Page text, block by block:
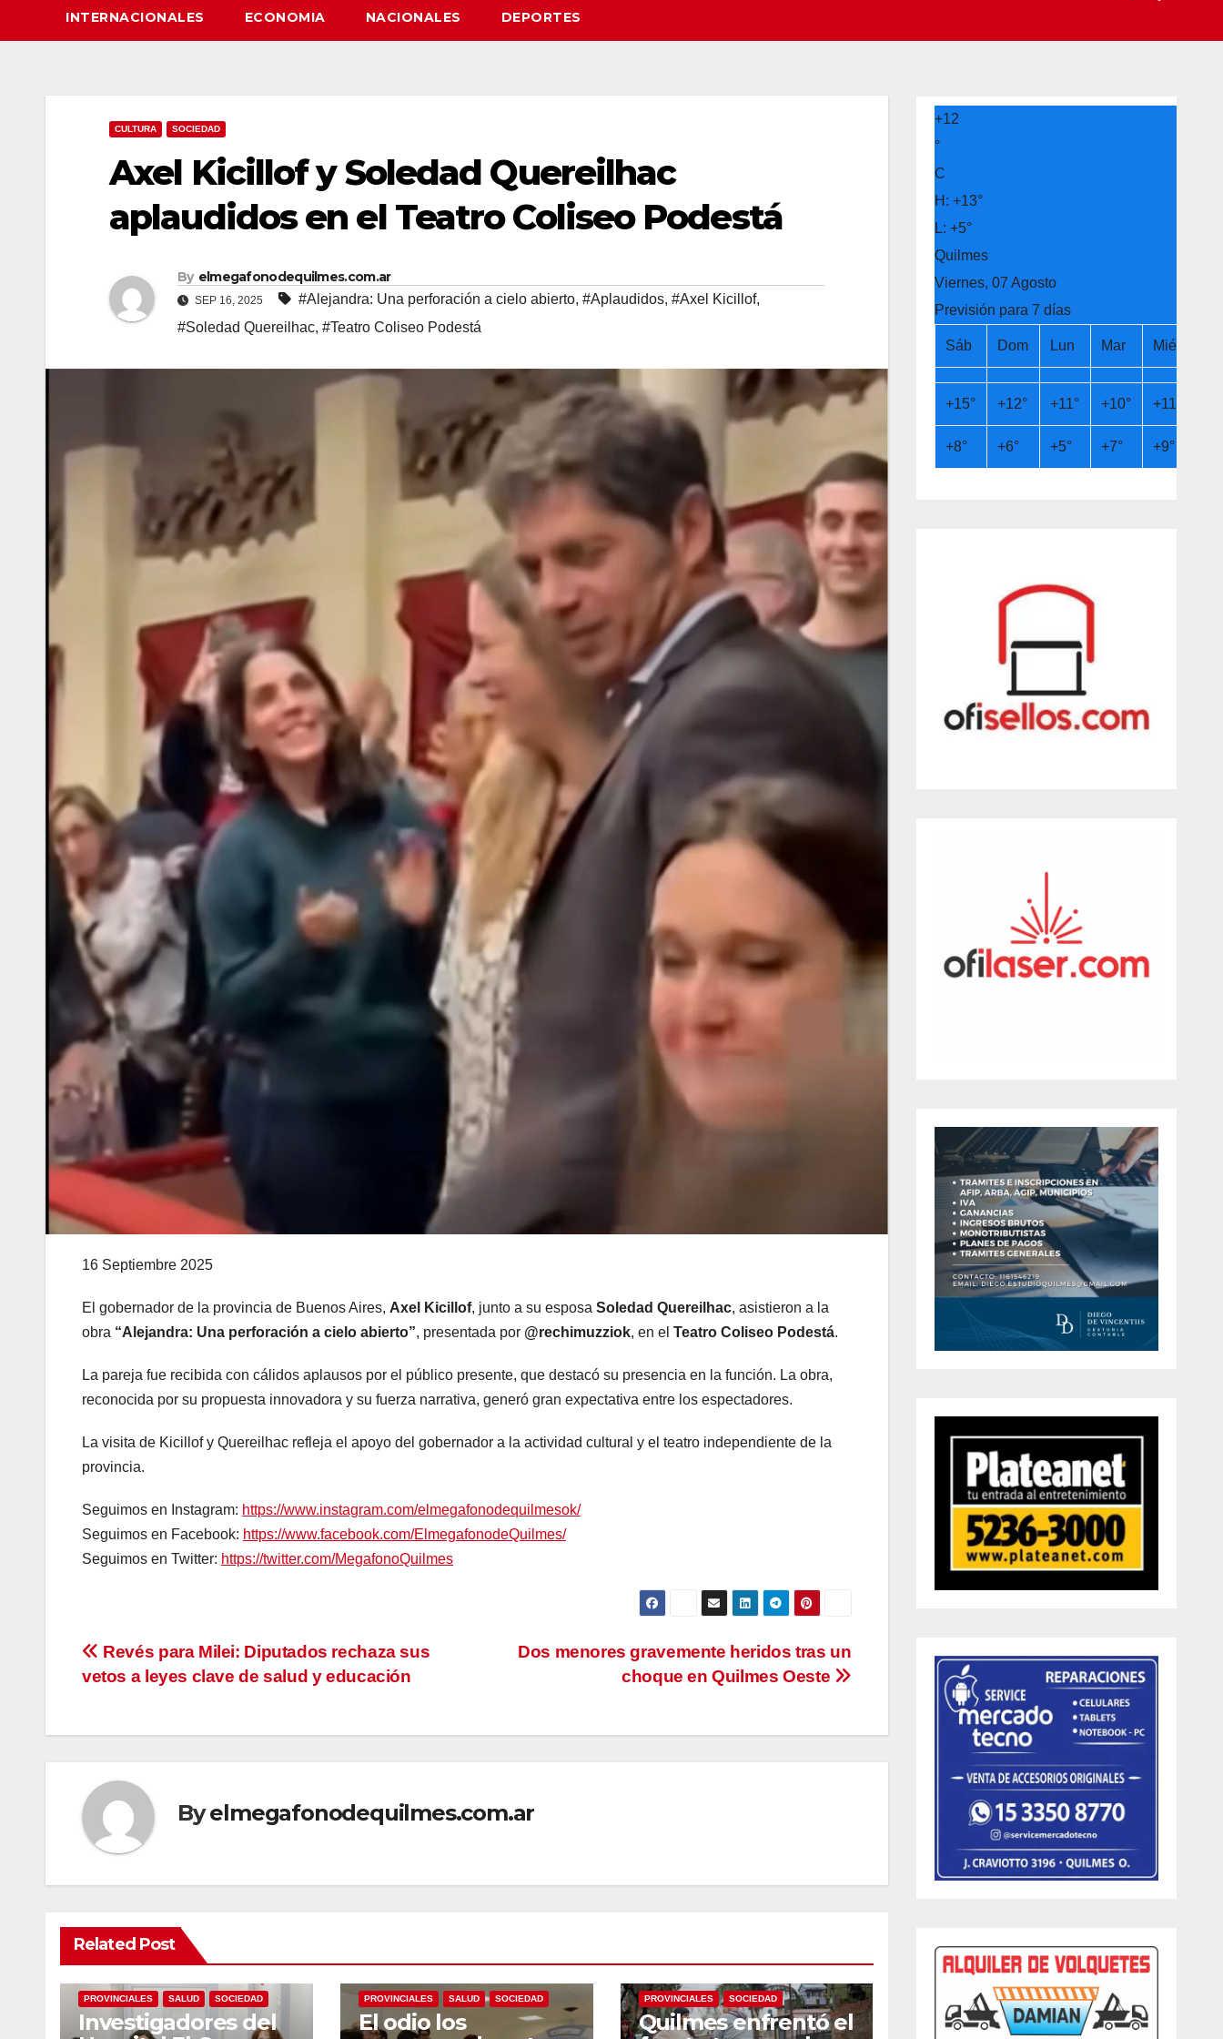
INTERNACIONALES ECONOMIA NACIONALES DEPORTES
CULTURA SOCIEDAD
Axel Kicillof y Soledad Quereilhac
aplaudidos en el Teatro Coliseo Podestá
By elmegafonodequilmes.com.ar
SEP 16, 2025 #Alejandra: Una perforación a cielo abierto, #Aplaudidos, #Axel Kicillof,
#Soledad Quereilhac, #Teatro Coliseo Podestá
16 Septiembre 2025
El gobernador de la provincia de Buenos Aires, Axel Kicillof, junto a su esposa Soledad Quereilhac, asistieron a la
obra “Alejandra: Una perforación a cielo abierto”, presentada por @rechimuzziok, en el Teatro Coliseo Podestá.
La pareja fue recibida con cálidos aplausos por el público presente, que destacó su presencia en la función. La obra,
reconocida por su propuesta innovadora y su fuerza narrativa, generó gran expectativa entre los espectadores.
La visita de Kicillof y Quereilhac refleja el apoyo del gobernador a la actividad cultural y el teatro independiente de la
provincia.
Seguimos en Instagram: https://www.instagram.com/elmegafonodequilmesok/
Seguimos en Facebook: https://www.facebook.com/ElmegafonodeQuilmes/
Seguimos en Twitter: https://twitter.com/MegafonoQuilmes
Navegación
entradas
Dos menores gravemente heridos tras un
choque en Quilmes Oeste
Revés para Milei: Diputados rechaza sus
vetos a leyes clave de salud y educación
Byelmegafonodequilmes.com.ar
Related Post
PROVINCIALES SALUD SOCIEDAD
Investigadores del
PROVINCIALES SALUD SOCIEDAD
El odio los
PROVINCIALES SOCIEDAD
Quilmes enfrentó el
+12
°
C
H: +13°
L: +5°
Quilmes
Viernes, 07 Agosto
Previsión para 7 días
Sáb Dom Lun Mar Mié
+15° +12° +11° +10° +11°
+8° +6° +5° +7° +9°